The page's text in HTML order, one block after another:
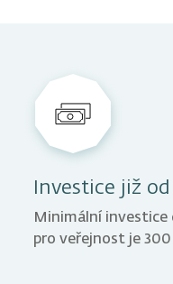
Investice již
Minimální investice
pro veřejnost je 300